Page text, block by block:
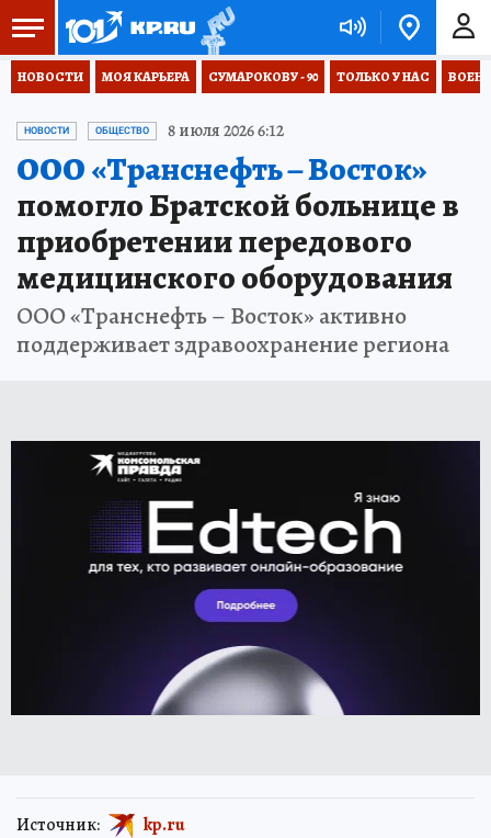
НОВОСТИ МОЯ КАРЬЕРА СУМАРОКОВУ - 90 ТОЛЬКО У НАС
НОВОСТИ ОБЩЕСТВО 8 июля 2026 6:12
ООО «Транснефть – Восток»
помогло Братской больнице в
приобретении передового
медицинского оборудования
ООО «Транснефть – Восток» активно
поддерживает здравоохранение региона
Источник: kp.ru